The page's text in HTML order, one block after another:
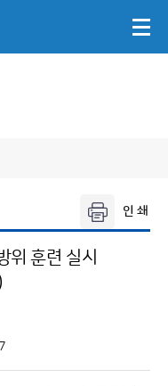
위 훈련 실시